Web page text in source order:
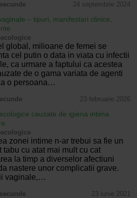
24 septembrie 2024
– tipuri, manifestari clinice,
global, milioane de femei se
cel putin o data in viata cu infectii
ca urmare a faptului ca acestea
de o gama variata de agenti
o persoana…
23 februarie 2026
cauzate de igiena intima
zonei intime n-ar trebui sa fie un
tabu cu atat mai mult cu cat
la timp a diverselor afectiuni
nastere unor complicatii grave.
vaginale,…
23 iunie 2021